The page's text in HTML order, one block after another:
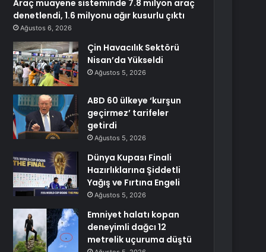
Araç muayene sisteminde 7.8 milyon araç
denetlendi, 1.6 milyonu ağır kusurlu çıktı
Ağustos 6, 2026
Çin Havacılık Sektörü
Nisan’da Yükseldi
Ağustos 5, 2026
ABD 60 ülkeye ‘kurşun
geçirmez’ tarifeler
getirdi
Ağustos 5, 2026
Dünya Kupası Finali
Hazırlıklarına Şiddetli
Yağış ve Fırtına Engeli
Ağustos 5, 2026
Emniyet halatı kopan
deneyimli dağcı 12
metrelik uçuruma düştü